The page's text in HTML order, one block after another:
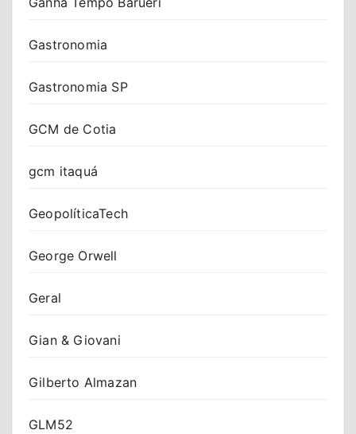
Gastronomia
Gastronomia SP
GCM de Cotia
gcm itaquá
GeopolíticaTech
George Orwell
Geral
Gian & Giovani
Gilberto Almazan
GLM52